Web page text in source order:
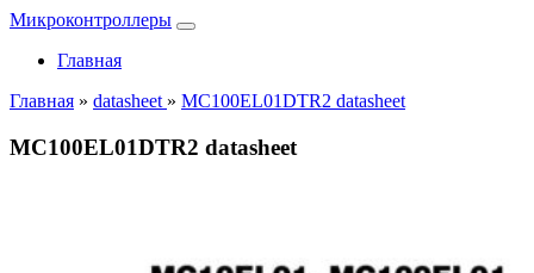
Микроконтроллеры
Главная
Главная » datasheet » MC100EL01DTR2 datasheet
MC100EL01DTR2 datasheet